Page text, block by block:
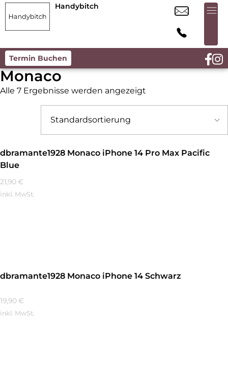
Handybitch
Termin Buchen
Monaco
Alle 7 Ergebnisse werden angezeigt
dbramante1928 Monaco iPhone 14 Pro Max Pacific
Blue
21,90 €
inkl. MwSt.
dbramante1928 Monaco iPhone 14 Schwarz
19,90 €
inkl. MwSt.